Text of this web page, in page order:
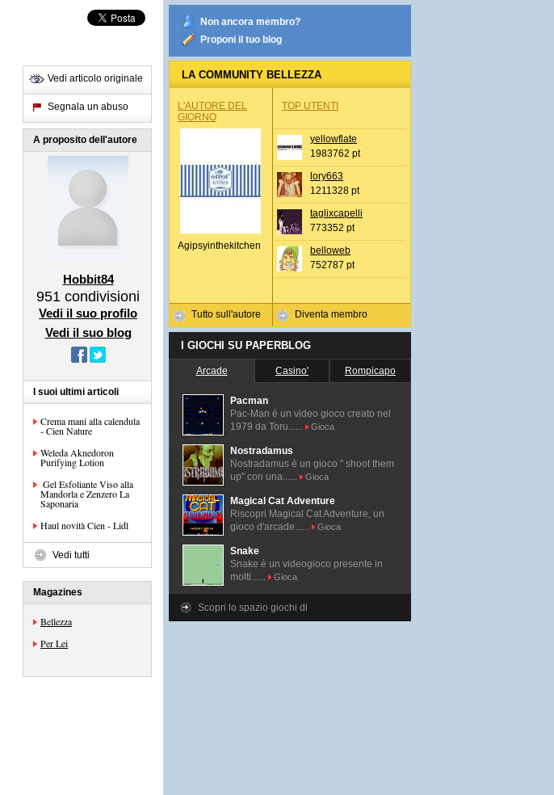
Vedi articolo originale
Segnala un abuso
A proposito dell'autore
Hobbit84
951 condivisioni
Vedi il suo profilo
Vedi il suo blog
I suoi ultimi articoli
Crema mani alla calendula
- Cien Nature
Weleda Aknedoron
Purifying Lotion
​ Gel Esfoliante Viso alla
Mandorla e Zenzero La
Saponaria
Haul novità Cien - Lidl
Vedi tutti
Magazines
Bellezza
Per Lei
Non ancora membro?
Proponi il tuo blog
LA COMMUNITY BELLEZZA
L'AUTORE DEL
GIORNO
Agipsyinthekitchen
Tutto sull'autore
TOP UTENTI
yellowflate
1983762 pt
lory663
1211328 pt
taglixcapelli
773352 pt
belloweb
752787 pt
Diventa membro
I GIOCHI SU PAPERBLOG
Arcade Casino' Rompicapo
Pacman
Pac-Man é un video gioco creato nel
1979 da Toru......
Gioca
Nostradamus
Nostradamus è un gioco " shoot them
up" con una......
Gioca
Magical Cat Adventure
Riscopri Magical Cat Adventure, un
gioco d'arcade......
Gioca
Snake
Snake è un videogioco presente in
molti......
Gioca
Scopri lo spazio giochi di